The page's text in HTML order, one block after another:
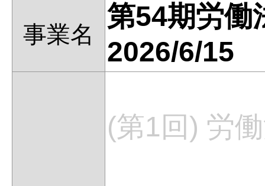
事業名
第54期労
2026/6/15
(第1回) 労